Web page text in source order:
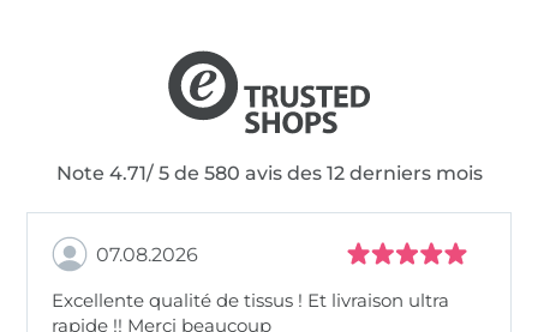
Note 4.71/ 5 de 580 avis des 12 derniers mois
07.08.2026
Excellente qualité de tissus ! Et livraison ultra
rapide !! Merci beaucoup